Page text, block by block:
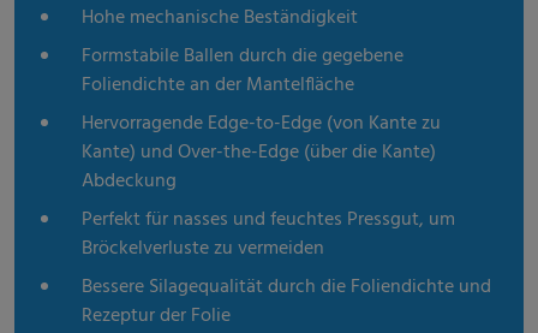
Hohe mechanische Beständigkeit
Formstabile Ballen durch die gegebene
Foliendichte an der Mantelfläche
Hervorragende Edge-to-Edge (von Kante zu
Kante) und Over-the-Edge (über die Kante)
Abdeckung
Perfekt für nasses und feuchtes Pressgut, um
Bröckelverluste zu vermeiden
Bessere Silagequalität durch die Foliendichte und
Rezeptur der Folie